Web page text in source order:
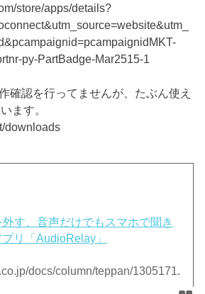
store/apps/details?
py-PartBadge-Mar2515-1
確認を行ってませんが、たぶん使え
ます。
downloads
す、音声だけでもスマホで聞き
リ「AudioRelay」
docs/column/teppan/1305171.